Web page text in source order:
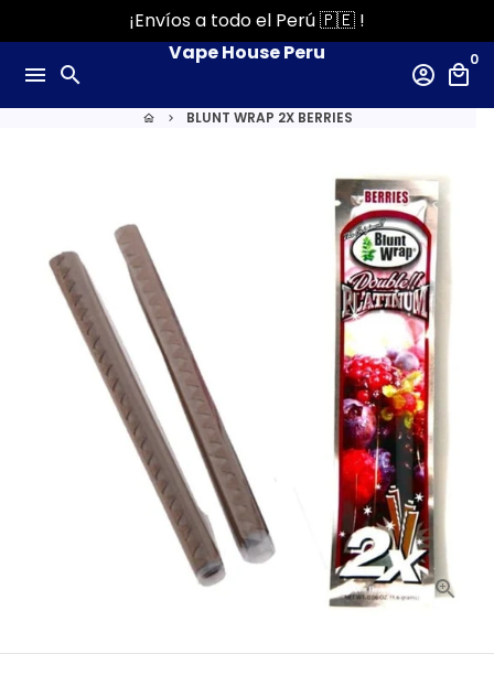
directamente
contenido
¡Envíos a todo el Perú 🇵🇪 !
menu search
Vape House Peru
account_circle local_mall
0
home keyboard_arrow_right BLUNT WRAP 2X BERRIES